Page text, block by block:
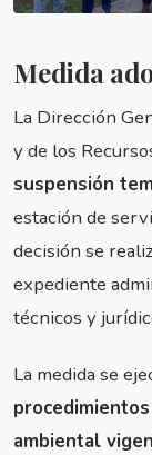
Medida
La Dirección
y de los
suspensión
estación de
decisión se
expediente
técnicos y
La medida se
ambiental